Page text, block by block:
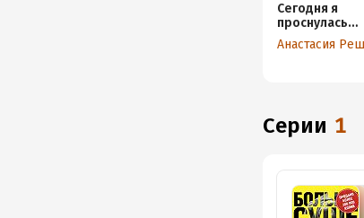
Сегодня я
проснулась
другой. Книга-
тренер о том,
Серии 1